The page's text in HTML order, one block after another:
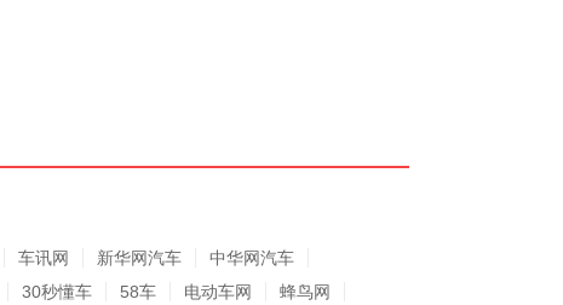
车讯网 新华网汽车
中华网汽车
30秒懂车 58车 电动车网 蜂鸟网